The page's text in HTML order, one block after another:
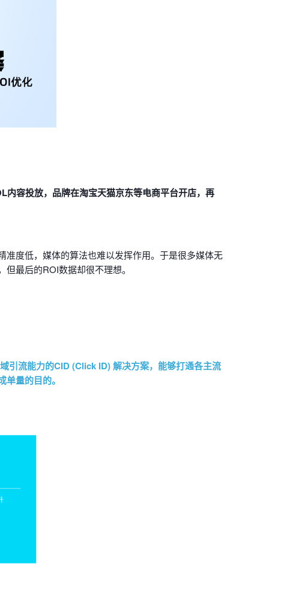
容投放，品牌在淘宝天猫京东等电商平台开店，再
度低，媒体的算法也难以发挥作用。于是很多媒体无
最后的ROI数据却很不理想。
引流能力的CID (Click ID) 解决方案，能够打通各主流
量的目的。